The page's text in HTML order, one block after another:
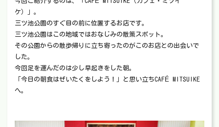
ケ）」。
三ツ池公園のすぐ目の前に位置するお店です。
三ツ池公園はこの地域ではおなじみの散策スポット。
その公園からの散歩帰りに立ち寄ったのがこのお店との出会いで
した。
今回足を運んだのは少し早起きをした朝。
「今日の朝食はぜいたくをしよう！」と思い立ちCAFÉ MITSUIKE
へ。